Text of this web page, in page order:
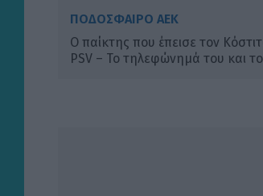
ΠΟΔΟΣΦΑΙΡΟ ΑΕΚ
Ο παίκτης που έπεισε τον
PSV – Το τηλεφώνημά του και